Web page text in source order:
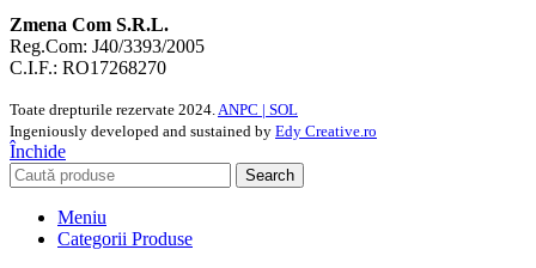
Zmena Com S.R.L.
Reg.Com: J40/3393/2005
C.I.F.: RO17268270
Toate drepturile rezervate 2024.ANPC | SOL
Ingeniously developed and sustained by Edy Creative.ro
Închide
Search
Meniu
Categorii Produse